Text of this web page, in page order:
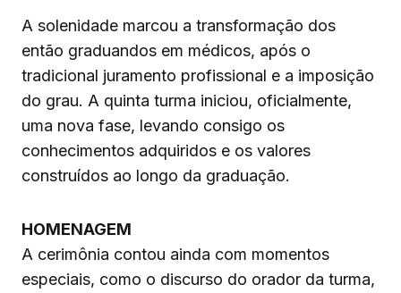
A solenidade marcou a transformação dos
então graduandos em médicos, após o
tradicional juramento profissional e a imposição
do grau. A quinta turma iniciou, oficialmente,
uma nova fase, levando consigo os
conhecimentos adquiridos e os valores
construídos ao longo da graduação.
HOMENAGEM
A cerimônia contou ainda com momentos
especiais, como o discurso do orador da turma,